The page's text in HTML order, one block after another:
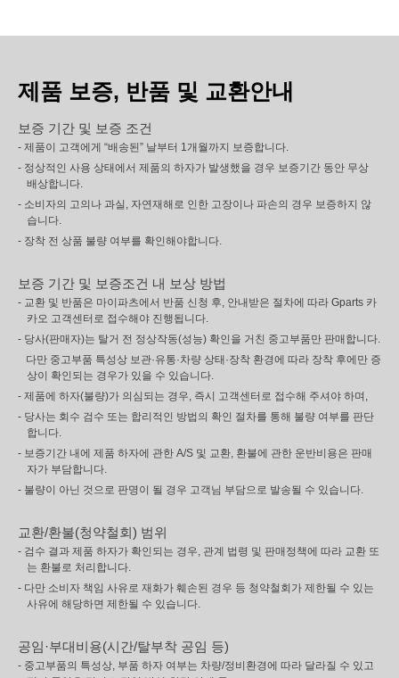
제품 보증, 반품 및 교환안내
보증 기간 및 보증 조건
- 제품이 고객에게 “배송된” 날부터 1개월까지 보증합니다.
- 정상적인 사용 상태에서 제품의 하자가 발생했을 경우 보증기간 동안 무상
배상합니다.
- 소비자의 고의나 과실, 자연재해로 인한 고장이나 파손의 경우 보증하지 않
습니다.
- 장착 전 상품 불량 여부를 확인해야합니다.
보증 기간 및 보증조건 내 보상 방법
- 교환 및 반품은 마이파츠에서 반품 신청 후, 안내받은 절차에 따라 Gparts 카
카오 고객센터로 접수해야 진행됩니다.
- 당사(판매자)는 탈거 전 정상작동(성능) 확인을 거친 중고부품만 판매합니다.
다만 중고부품 특성상 보관·유통·차량 상태·장착 환경에 따라 장착 후에만 증
상이 확인되는 경우가 있을 수 있습니다.
- 제품에 하자(불량)가 의심되는 경우, 즉시 고객센터로 접수해 주셔야 하며,
- 당사는 회수 검수 또는 합리적인 방법의 확인 절차를 통해 불량 여부를 판단
합니다.
- 보증기간 내에 제품 하자에 관한 A/S 및 교환, 환불에 관한 운반비용은 판매
자가 부담합니다.
- 불량이 아닌 것으로 판명이 될 경우 고객님 부담으로 발송될 수 있습니다.
교환/환불(청약철회) 범위
- 검수 결과 제품 하자가 확인되는 경우, 관계 법령 및 판매정책에 따라 교환 또
는 환불로 처리합니다.
- 다만 소비자 책임 사유로 재화가 훼손된 경우 등 청약철회가 제한될 수 있는
사유에 해당하면 제한될 수 있습니다.
공임·부대비용(시간/탈부착 공임 등)
- 중고부품의 특성상, 부품 하자 여부는 차량/정비환경에 따라 달라질 수 있고